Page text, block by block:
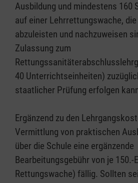
Ausbildung und mindestens 160
auf einer Lehrrettungswache,
abzuleisten und nachzuweisen
Zulassung zum
40 Unterrichtseinheiten)
staatlicher Prüfung erfolgen
Ergänzend zu den
Vermittlung von praktischen
über die Schule eine ergänzende
Bearbeitungsgebühr von je 150.-
Rettungswache) fällig. Sollten